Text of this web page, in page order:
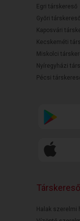
Egri társkereső
Győri társkereső
Kaposvári
Kecskeméti
Miskolci
Nyíregyházi
Pécsi
Halak szerelmi